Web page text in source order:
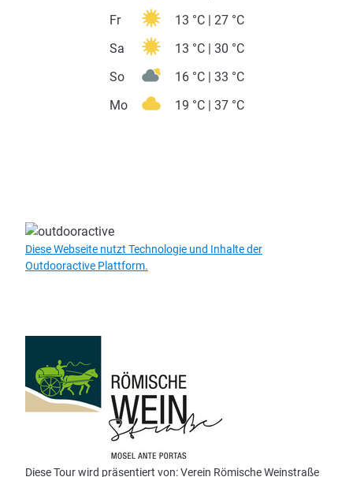
Fr
13 °C | 27 °C
Sa
13 °C | 30 °C
So
16 °C | 33 °C
Mo
19 °C | 37 °C
Diese Webseite nutzt Technologie und Inhalte der
Outdooractive Plattform.
Diese Tour wird präsentiert von: Verein Römische Weinstraße